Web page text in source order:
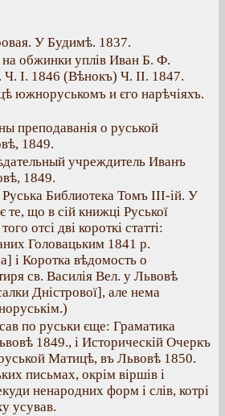
У Будимѣ. 1837.
обжинки уплів Иван Б. Ф.
Ч. I. 1846 (Вѣнокъ) Ч. II. 1847.
южноруськомъ и єго нарѣчіяхъ.
преподаванія о руськой
1849.
учреждитель Иванъ
1849.
Библиотека Томъ III-ій. У
те, що в сій книжці Руської
отсі дві короткі статті:
Головацьким 1841 р.
і Коротка вѣдомость о
св. Василія Вел. у Львовѣ
Дністрової], але нема
по руськи єще: Граматика
1849., і Историческій Очеркъ
Матицѣ, въ Львовѣ 1850.
письмах, окрім віршів і
ненародних форм і слів, котрі
усував.